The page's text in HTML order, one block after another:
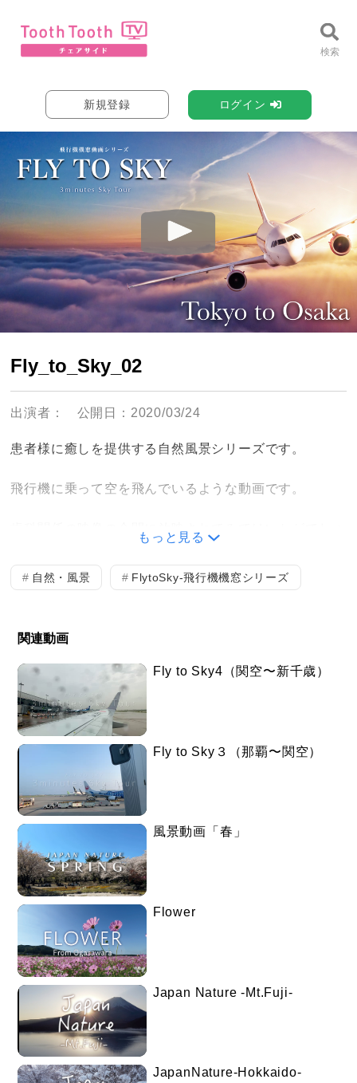
新規登録 ログイン
Fly_to_Sky_02
出演者： 公開日：2020/03/24
患者様に癒しを提供する自然風景シリーズです。
飛行機に乗って空を飛んでいるような動画です。
歯科関係の映像の合間に放映されてみてはいかがでしょ
もっと見る
自然・風景 FlytoSky-飛行機機窓シリーズ
関連動画
Fly to Sky4（関空〜新千歳）
Fly to Sky３（那覇〜関空）
風景動画「春」
Flower
Japan Nature -Mt.Fuji-
JapanNature-Hokkaido-